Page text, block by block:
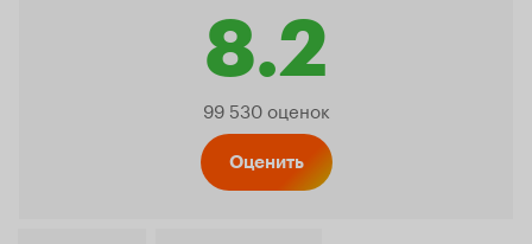
8.2
Рейтинг
99 530 оценок
Оценить